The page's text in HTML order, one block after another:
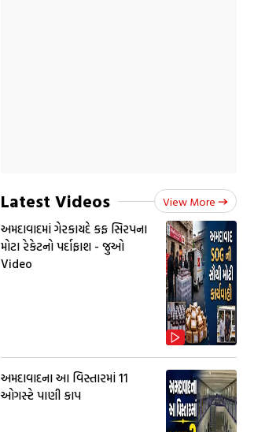
Latest Videos View More
અમદાવાદમાં ગેરકાયદે કફ સિરપના
મોટા રેકેટનો પર્દાફાશ - જુઓ
Video
અમદાવાદના આ વિસ્તારમાં 11
ઓગસ્ટે પાણી કાપ